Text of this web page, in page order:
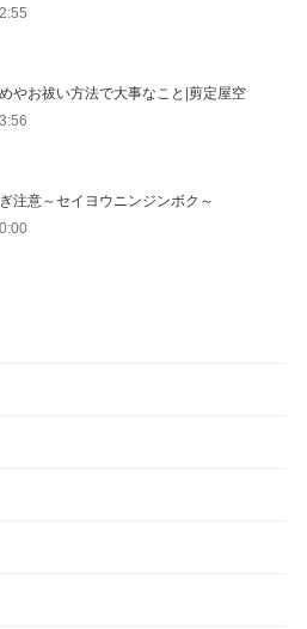
やお祓い方法で大事なこと|剪定屋空
注意～セイヨウニンジンボク～